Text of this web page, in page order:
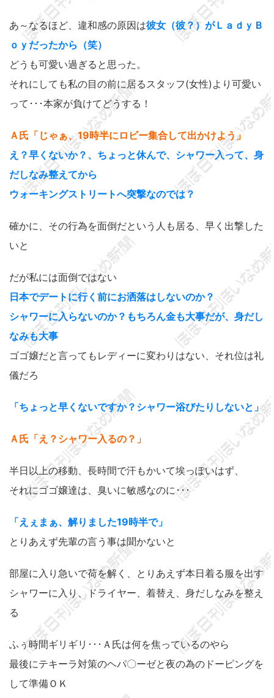
あ～なるほど、違和感の原因は彼女（彼？）がＬａｄｙＢ
ｏｙだったから（笑）
どうも可愛い過ぎると思った。
それにしても私の目の前に居るスタッフ(女性)より可愛い
って･･･本家が負けてどうする！
Ａ氏「じゃぁ、19時半にロビー集合して出かけよう」
え？早くないか？、ちょっと休んで、シャワー入って、身
だしなみ整えてから
ウォーキングストリートへ突撃なのでは？
確かに、その行為を面倒だという人も居る、早く出撃した
いと
だが私には面倒ではない
日本でデートに行く前にお洒落はしないのか？
シャワーに入らないのか？もちろん金も大事だが、身だし
なみも大事
ゴゴ嬢だと言ってもレディーに変わりはない、それ位は礼
儀だろ
「ちょっと早くないですか？シャワー浴びたりしないと」
Ａ氏「え？シャワー入るの？」
半日以上の移動、長時間で汗もかいて埃っぽいはず、
それにゴゴ嬢達は、臭いに敏感なのに･･･
「えぇまぁ、解りました19時半で」
とりあえず先輩の言う事は聞かないと
部屋に入り急いで荷を解く、とりあえず本日着る服を出す
シャワーに入り、ドライヤー、着替え、身だしなみを整え
る
ふぅ時間ギリギリ･･･Ａ氏は何を焦っているのやら
最後にテキーラ対策のヘパ〇ーゼと夜の為のドーピングを
して準備ＯＫ